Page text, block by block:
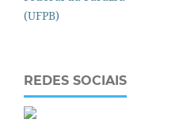
REDES SOCIAIS